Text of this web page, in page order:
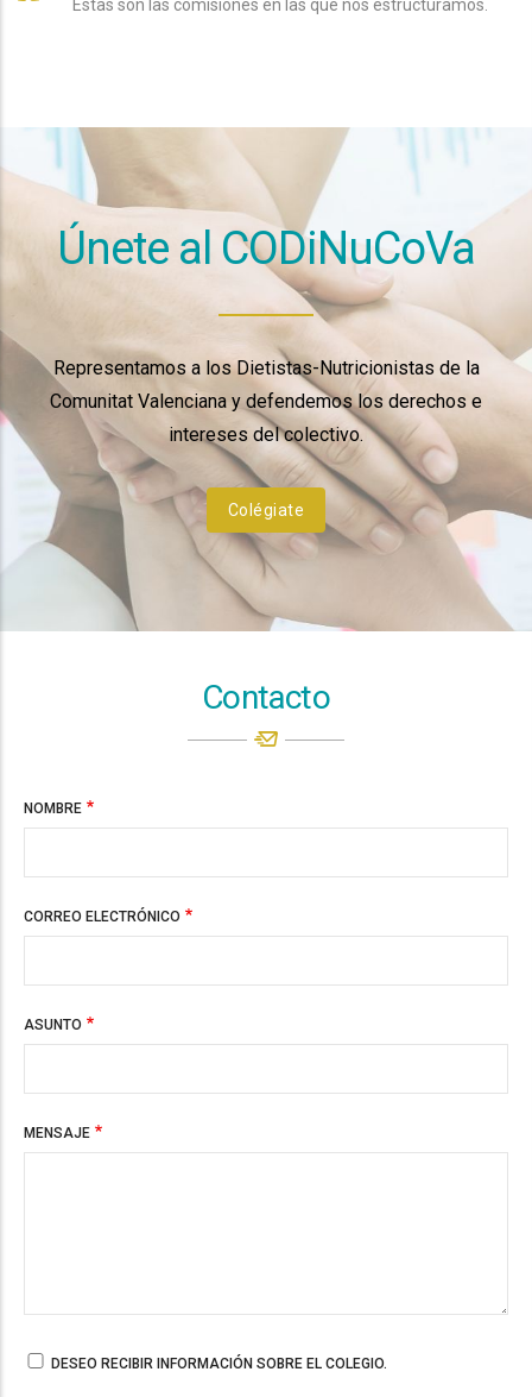
Estas son las comisiones en las que nos estructuramos.
Únete al CODiNuCoVa
Representamos a los Dietistas-Nutricionistas de la
Comunitat Valenciana y defendemos los derechos e
intereses del colectivo.
Colégiate
Contacto
NOMBRE
CORREO ELECTRÓNICO
ASUNTO
MENSAJE
DESEO RECIBIR INFORMACIÓN SOBRE EL COLEGIO.